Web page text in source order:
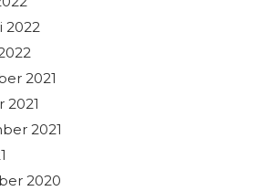
2022
2021
2021
2021
2020